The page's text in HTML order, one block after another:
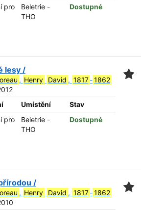
pro
Beletrie -
THO
Dostupné
lesy /
, Henry David , 1817 -1862
Umístění
Stav
pro
Beletrie -
THO
Dostupné
/
, Henry David , 1817 -1862